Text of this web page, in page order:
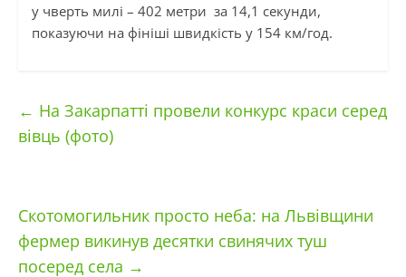
у чверть милі – 402 метри за 14,1 секунди,
показуючи на фініші швидкість у 154 км/год.
← На Закарпатті провели конкурс краси серед
вівць (фото)
Скотомогильник просто неба: на Львівщини
фермер викинув десятки свинячих туш
посеред села →